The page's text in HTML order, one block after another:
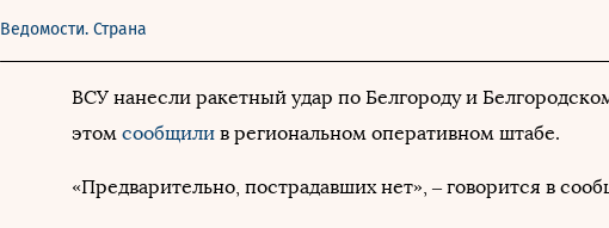
Ведомости. Страна
ВСУ нанесли ракетный удар по Белгороду и
этом сообщили в региональном оперативном штабе.
«Предварительно, пострадавших нет», – говорится в